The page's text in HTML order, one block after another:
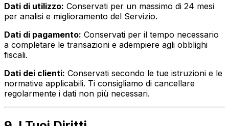
Dati di utilizzo: Conservati per un massimo di 24 mesi
per analisi e miglioramento del Servizio.
Dati di pagamento: Conservati per il tempo necessario
a completare le transazioni e adempiere agli obblighi
fiscali.
Dati dei clienti: Conservati secondo le tue istruzioni e le
normative applicabili. Ti consigliamo di cancellare
regolarmente i dati non più necessari.